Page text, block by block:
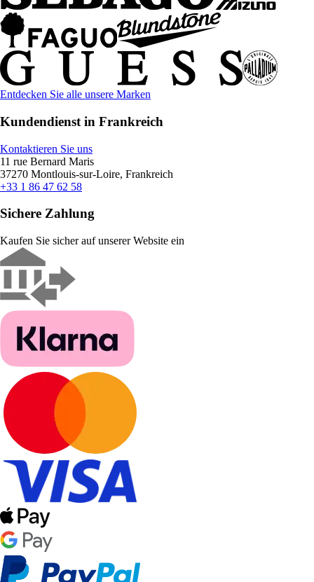
Entdecken Sie alle unsere Marken
Kundendienst in Frankreich
Kontaktieren Sie uns
11 rue Bernard Maris
37270 Montlouis-sur-Loire, Frankreich
+33 1 86 47 62 58
Sichere Zahlung
Kaufen Sie sicher auf unserer Website ein